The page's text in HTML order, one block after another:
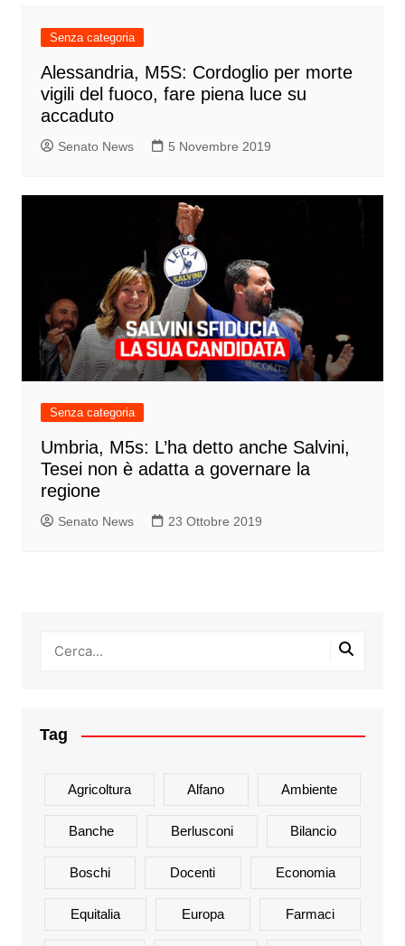
Senza categoria
Alessandria, M5S: Cordoglio per morte
vigili del fuoco, fare piena luce su
accaduto
Senato News 5 Novembre 2019
Senza categoria
Umbria, M5s: L’ha detto anche Salvini,
Tesei non è adatta a governare la
regione
Senato News 23 Ottobre 2019
Tag
Agricoltura Alfano Ambiente
Banche Berlusconi Bilancio
Boschi Docenti Economia
Equitalia Europa Farmaci